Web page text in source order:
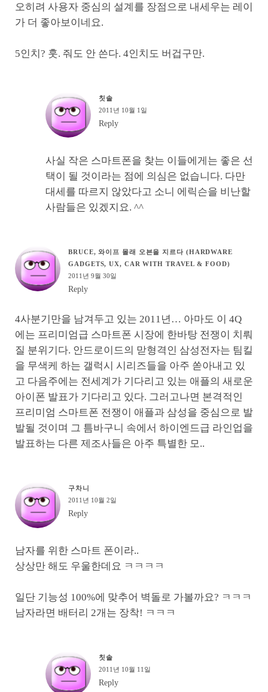
오히려 사용자 중심의 설계를 장점으로 내세우는 레이
가 더 좋아보이네요.
5인치? 훗. 줘도 안 쓴다. 4인치도 버겁구만.
칫솔
2011년 10월 1일
Reply
사실 작은 스마트폰을 찾는 이들에게는 좋은 선
택이 될 것이라는 점에 의심은 없습니다. 다만
대세를 따르지 않았다고 소니 에릭슨을 비난할
사람들은 있겠지요. ^^
BRUCE, 와이프 몰래 오븐을 지르다 (HARDWARE
GADGETS, UX, CAR WITH TRAVEL & FOOD)
2011년 9월 30일
Reply
4사분기만을 남겨두고 있는 2011년… 아마도 이 4Q
에는 프리미엄급 스마트폰 시장에 한바탕 전쟁이 치뤄
질 분위기다. 안드로이드의 맏형격인 삼성전자는 팀킬
을 무색케 하는 갤럭시 시리즈들을 아주 쏟아내고 있
고 다음주에는 전세계가 기다리고 있는 애플의 새로운
아이폰 발표가 기다리고 있다. 그러고나면 본격적인
프리미엄 스마트폰 전쟁이 애플과 삼성을 중심으로 발
발될 것이며 그 틈바구니 속에서 하이엔드급 라인업을
발표하는 다른 제조사들은 아주 특별한 모..
구차니
2011년 10월 2일
Reply
남자를 위한 스마트 폰이라..
상상만 해도 우울한데요 ㅋㅋㅋㅋ
일단 기능성 100%에 맞추어 벽돌로 가볼까요? ㅋㅋㅋ
남자라면 배터리 2개는 장착! ㅋㅋㅋ
칫솔
2011년 10월 11일
Reply